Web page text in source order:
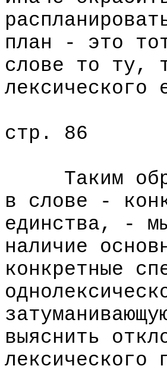
план - это
слове то ту,
лексического
стр. 86
Таким
в слове -
единства, -
наличие
конкретные
выяснить
лексического